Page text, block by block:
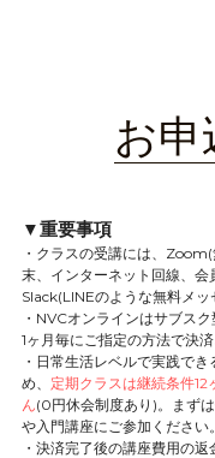
お申
▼重要事項
・クラスの受講には、 Zoom(
末、インターネット回線、会
Slack(LINEのような無料メッ
・NVCオンラインはサブス
1ヶ月毎にご指定の方法で決
・日常生活レベルで実践で
め、 定期クラスは継続条件
ん(0円休会制度あり)。まず
や入門講座にご参加ください。
・決済完了後の講座費用の